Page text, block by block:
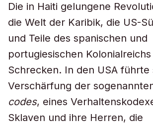
Die in Haiti gelungene
die Welt der Karibik, die US-
und Teile des spanischen und
portugiesischen
Schrecken. In den USA führte
Verschärfung der
codes, eines
Sklaven und ihre Herren, die